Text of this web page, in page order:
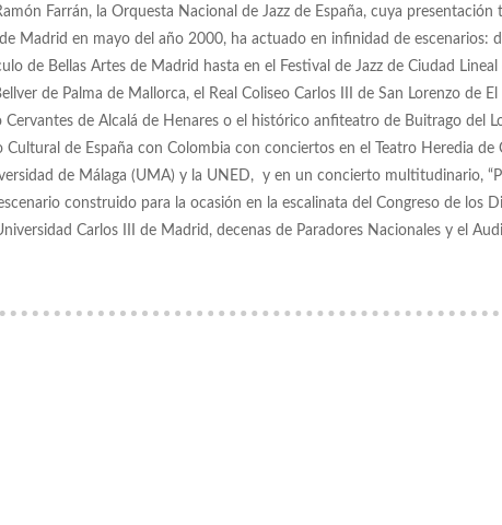
Farrán, la Orquesta Nacional de Jazz de España, cuya presentación
Madrid en mayo del año 2000, ha actuado en infinidad de escenarios:
de Bellas Artes de Madrid hasta en el Festival de Jazz de Ciudad
de Palma de Mallorca, el Real Coliseo Carlos III de San Lorenzo de El
de Alcalá de Henares o el histórico anfiteatro de Buitrago del
de España con Colombia con conciertos en el Teatro Heredia de
de Málaga (UMA) y la UNED, y en un concierto multitudinario,
construido para la ocasión en la escalinata del Congreso de los
Carlos III de Madrid, decenas de Paradores Nacionales y el